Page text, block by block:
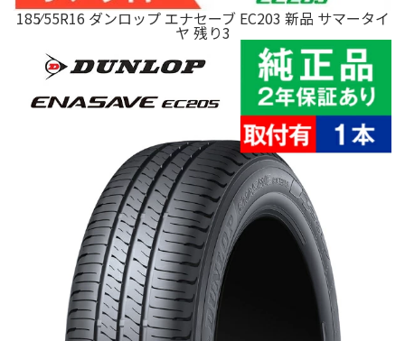
185⁄55R16 ダンロップ エナセーブ EC203 新品 サマータイ
ヤ 残り3